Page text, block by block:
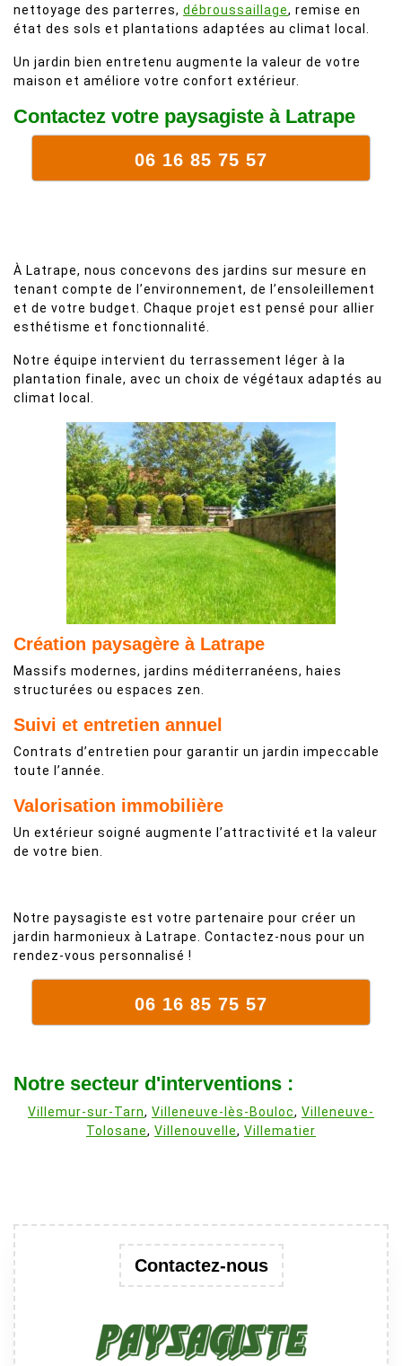
nettoyage des parterres, débroussaillage, remise en
état des sols et plantations adaptées au climat local.
Un jardin bien entretenu augmente la valeur de votre
maison et améliore votre confort extérieur.
Contactez votre paysagiste à Latrape
06 16 85 75 57
À Latrape, nous concevons des jardins sur mesure en
tenant compte de l’environnement, de l’ensoleillement
et de votre budget. Chaque projet est pensé pour allier
esthétisme et fonctionnalité.
Notre équipe intervient du terrassement léger à la
plantation finale, avec un choix de végétaux adaptés au
climat local.
Création paysagère à Latrape
Massifs modernes, jardins méditerranéens, haies
structurées ou espaces zen.
Suivi et entretien annuel
Contrats d’entretien pour garantir un jardin impeccable
toute l’année.
Valorisation immobilière
Un extérieur soigné augmente l’attractivité et la valeur
de votre bien.
Notre paysagiste est votre partenaire pour créer un
jardin harmonieux à Latrape. Contactez-nous pour un
rendez-vous personnalisé !
06 16 85 75 57
Notre secteur d'interventions :
Villemur-sur-Tarn, Villeneuve-lès-Bouloc, Villeneuve-
Tolosane, Villenouvelle, Villematier
Contactez-nous